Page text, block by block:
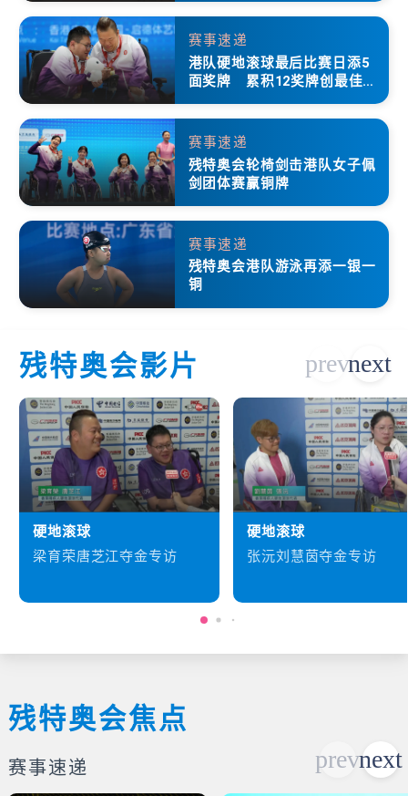
赛事速递
港队硬地滚球最后比赛日添5
面奖牌 累积12奖牌创最佳成
赛事速递
残特奥会轮椅剑击港队女子佩
剑团体赛赢铜牌
赛事速递
残特奥会港队游泳再添一银一
铜
残特奥会影片
硬地滚球
梁育荣唐芝江夺金专访
硬地滚球
张沅刘慧茵夺金专访
残特奥会焦点
赛事速递